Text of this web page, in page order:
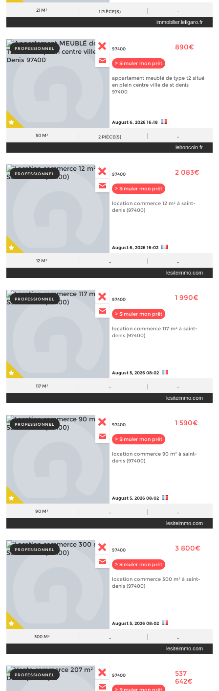
21 M² 1 PIÈCE(S) -
immobilier.lefigaro.fr
PROFESSIONNEL 97400
> Simuler mon prêt
890€
appartement meublé de type t2 situé
en plein centre ville de st denis
97400
August 6, 2026 16:18
50 M² 2 PIÈCE(S) -
leboncoin.fr
PROFESSIONNEL 97400
> Simuler mon prêt
2 083€
location commerce 12 m² à saint-
denis (97400)
August 6, 2026 16:02
12 M² - -
lesiteimmo.com
PROFESSIONNEL 97400
> Simuler mon prêt
1 990€
location commerce 117 m² à saint-
denis (97400)
August 5, 2026 08:02
117 M² - -
lesiteimmo.com
PROFESSIONNEL 97400
> Simuler mon prêt
1 590€
location commerce 90 m² à saint-
denis (97400)
August 5, 2026 08:02
90 M² - -
lesiteimmo.com
PROFESSIONNEL 97400
> Simuler mon prêt
3 800€
location commerce 300 m² à saint-
denis (97400)
August 5, 2026 08:02
300 M² - -
lesiteimmo.com
PROFESSIONNEL 97400
537
642€